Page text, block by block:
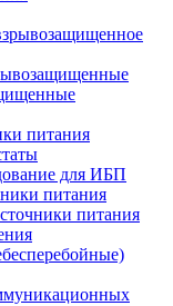
питания
для ИБП
питания
питания